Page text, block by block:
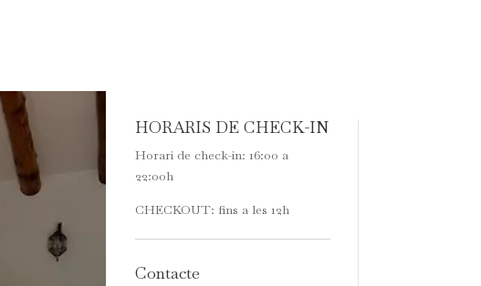
HORARIS DE CHECK-IN
Horari de check-in: 16:00 a
22:00h
CHECKOUT: fins a les 12h
Contacte